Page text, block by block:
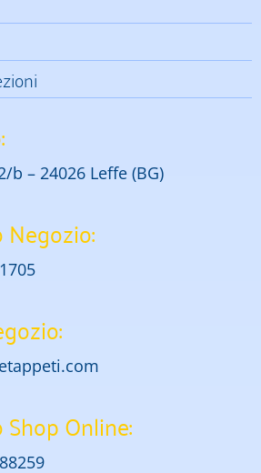
b – 24026 Leffe (BG)
Online: